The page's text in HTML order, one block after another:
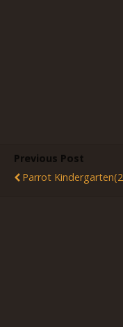
Previous Post
Parrot